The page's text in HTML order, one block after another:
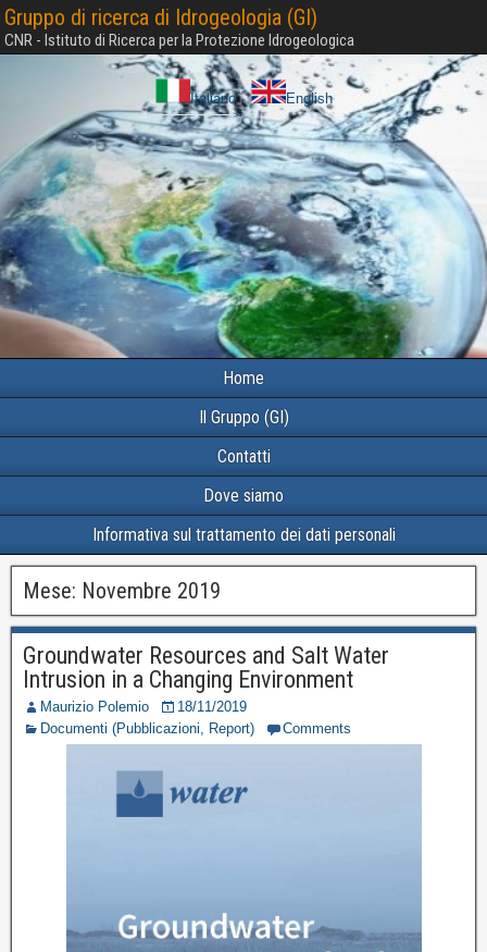
Gruppo di ricerca di Idrogeologia (GI)
CNR - Istituto di Ricerca per la Protezione Idrogeologica
Italiano English
Home
Il Gruppo (GI)
Contatti
Dove siamo
Informativa sul trattamento dei dati personali
Mese: Novembre 2019
Groundwater Resources and Salt Water
Intrusion in a Changing Environment
Maurizio Polemio
18/11/2019
Documenti (Pubblicazioni, Report)
Comments